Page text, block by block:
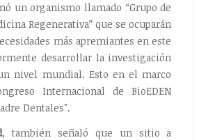
un organismo llamado “Grupo de
Regenerativa” que se ocuparán
más apremiantes en este
desarrollar la investigación
nivel mundial. Esto en el marco
Internacional de BioEDEN
Dentales".
, también señaló que un sitio a